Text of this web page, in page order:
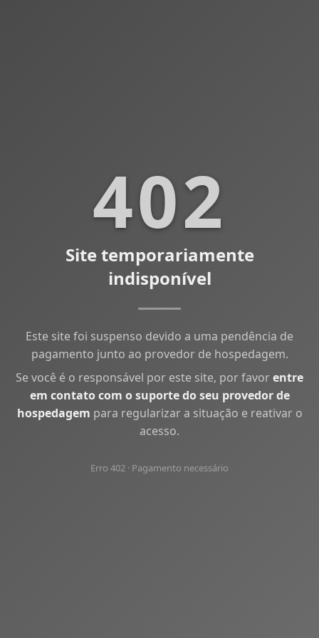
402
Site temporariamente
indisponível
Este site foi suspenso devido a uma pendência de
pagamento junto ao provedor de hospedagem.
Se você é o responsável por este site, por favorentre
em contato com o suporte do seu provedor de
hospedagem para regularizar a situação e reativar o
acesso.
Erro 402 · Pagamento necessário